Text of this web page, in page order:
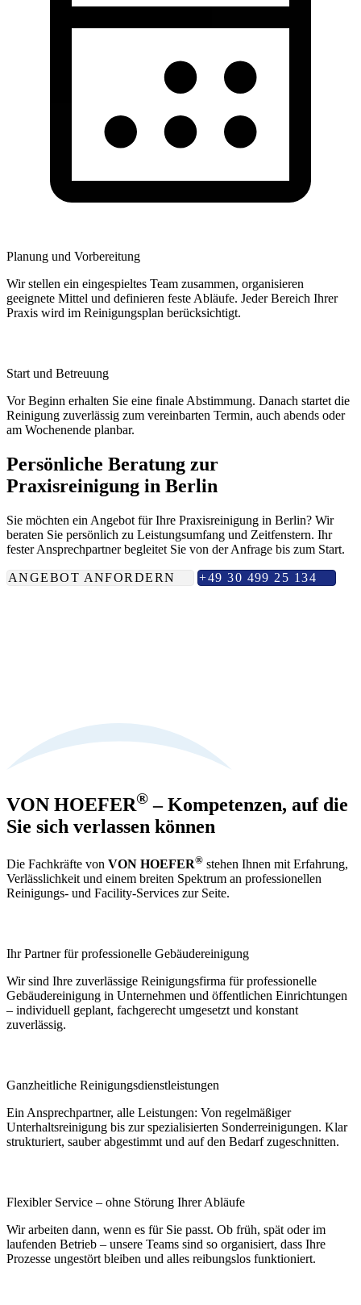
Planung und Vorbereitung
Wir stellen ein eingespieltes Team zusammen, organisieren
geeignete Mittel und definieren feste Abläufe. Jeder Bereich Ihrer
Praxis wird im Reinigungsplan berücksichtigt.
Start und Betreuung
Vor Beginn erhalten Sie eine finale Abstimmung. Danach startet die
Reinigung zuverlässig zum vereinbarten Termin, auch abends oder
am Wochenende planbar.
Persönliche Beratung zur
Praxisreinigung in Berlin
Sie möchten ein Angebot für Ihre Praxisreinigung in Berlin? Wir
beraten Sie persönlich zu Leistungsumfang und Zeitfenstern. Ihr
fester Ansprechpartner begleitet Sie von der Anfrage bis zum Start.
ANGEBOT ANFORDERN +49 30 499 25 134
VON HOEFER® – Kompetenzen, auf die
Sie sich verlassen können
Die Fachkräfte von VON HOEFER® stehen Ihnen mit Erfahrung,
Verlässlichkeit und einem breiten Spektrum an professionellen
Reinigungs- und Facility-Services zur Seite.
Ihr Partner für professionelle Gebäudereinigung
Wir sind Ihre zuverlässige Reinigungsfirma für professionelle
Gebäudereinigung in Unternehmen und öffentlichen Einrichtungen
– individuell geplant, fachgerecht umgesetzt und konstant
zuverlässig.
Ganzheitliche Reinigungsdienstleistungen
Ein Ansprechpartner, alle Leistungen: Von regelmäßiger
Unterhaltsreinigung bis zur spezialisierten Sonderreinigungen. Klar
strukturiert, sauber abgestimmt und auf den Bedarf zugeschnitten.
Flexibler Service – ohne Störung Ihrer Abläufe
Wir arbeiten dann, wenn es für Sie passt. Ob früh, spät oder im
laufenden Betrieb – unsere Teams sind so organisiert, dass Ihre
Prozesse ungestört bleiben und alles reibungslos funktioniert.